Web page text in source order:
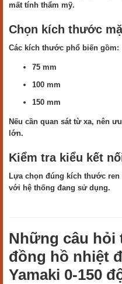
mất tính thẩm mỹ.
Chọn kích thước
Các kích thước phổ biến gồm:
75 mm
100 mm
150 mm
Nếu cần quan sát từ xa, nên
lớn.
Kiểm tra kiểu kết
Lựa chọn đúng kích thước
với hệ thống đang sử dụng.
Những câu hỏi
đồng hồ nhiệt
Yamaki 0-150